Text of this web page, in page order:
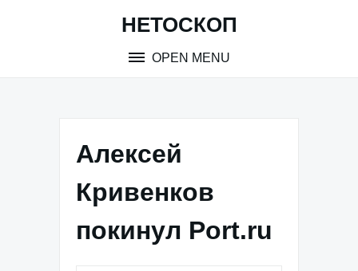
НЕТОСКОП
OPEN MENU
Алексей
Кривенков
покинул Port.ru